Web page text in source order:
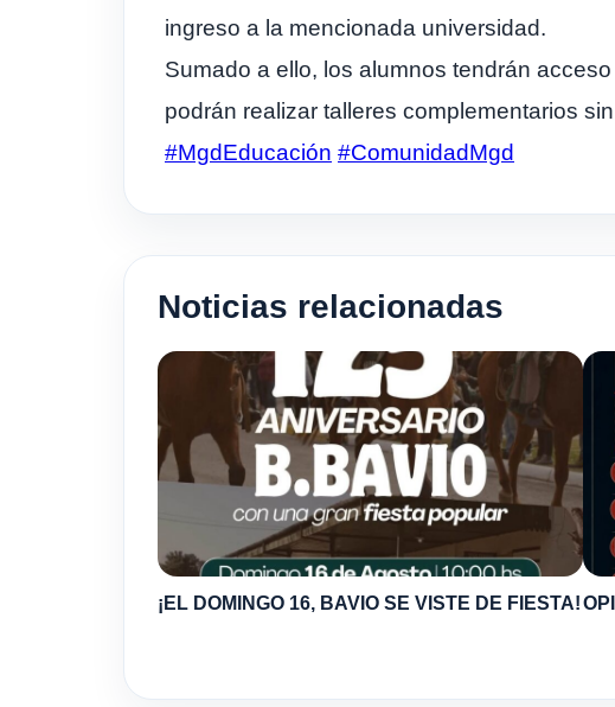
ingreso a la mencionada universidad.
Sumado a ello, los alumnos tendrán
podrán realizar talleres complementarios
#MgdEducación #ComunidadMgd
Noticias relacionadas
¡EL DOMINGO 16, BAVIO SE VISTE DE FIESTA!